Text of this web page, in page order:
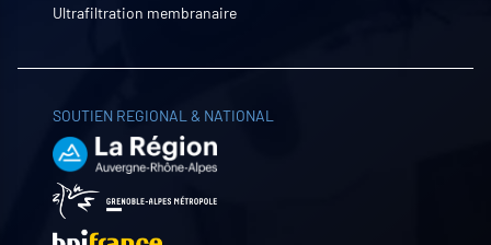
Ultrafiltration membranaire
SOUTIEN REGIONAL & NATIONAL